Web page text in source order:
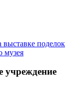
поделок
музея
учреждение